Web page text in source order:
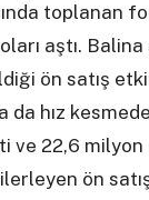
toplanan
aştı. Balina
ön satış
da hız
ve 22,6 milyon
ön